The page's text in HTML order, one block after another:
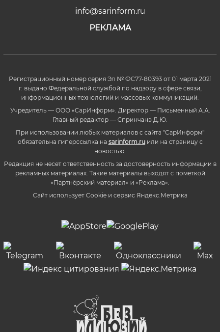
info@sarinform.ru
РЕКЛАМА
Регистрационный номер серия Эл № ФС77-80393 от 01 марта 2021
г. выдано Федеральной службой по надзору в сфере связи,
информационных технологий и массовых коммуникаций.
Учредитель — ООО «СарИнформ». Директор — Письменный А.А.
Главный редактор — Спринчанэ Д.Ю.
При использовании любых материалов с сайта "СарИнформ"
обязательна гиперссылка на sarinform.ruили на страницу с
новостью.
Редакция не несет ответственность за достоверность информации в
рекламных материалах. Такие материалы выходят с пометкой
«Партнёрский материал» и «Реклама».
Сайт использует Cookie и сервиc Яндекс.Метрика